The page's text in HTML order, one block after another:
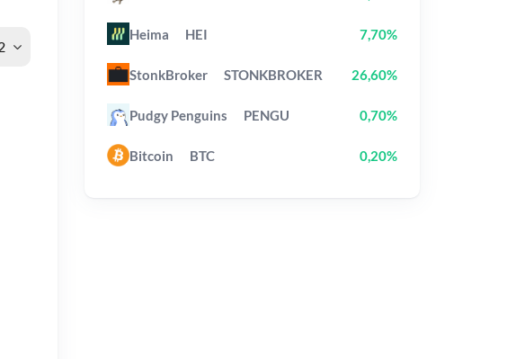
Heima HEI 7,70%
StonkBroker STONKBROKER 26,60%
Pudgy Penguins PENGU 0,70%
Bitcoin BTC 0,20%